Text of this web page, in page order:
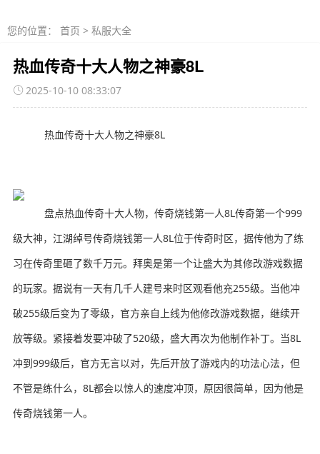
您的位置： 首页 > 私服大全
热血传奇十大人物之神豪8L
2025-10-10 08:33:07
热血传奇十大人物之神豪8L
盘点热血传奇十大人物，传奇烧钱第一人8L传奇第一个999
级大神，江湖绰号传奇烧钱第一人8L位于传奇时区，据传他为了练
习在传奇里砸了数千万元。拜奥是第一个让盛大为其修改游戏数据
的玩家。据说有一天有几千人建号来时区观看他充255级。当他冲
破255级后变为了零级，官方亲自上线为他修改游戏数据，继续开
放等级。紧接着发要冲破了520级，盛大再次为他制作补丁。当8L
冲到999级后，官方无言以对，先后开放了游戏内的功法心法，但
不管是练什么，8L都会以惊人的速度冲顶，原因很简单，因为他是
传奇烧钱第一人。